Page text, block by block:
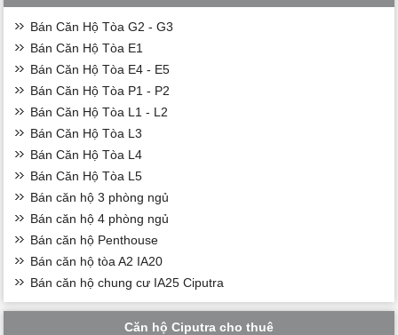
Bán Căn Hộ Tòa G2 - G3
Bán Căn Hộ Tòa E1
Bán Căn Hộ Tòa E4 - E5
Bán Căn Hộ Tòa P1 - P2
Bán Căn Hộ Tòa L1 - L2
Bán Căn Hộ Tòa L3
Bán Căn Hộ Tòa L4
Bán Căn Hộ Tòa L5
Bán căn hộ 3 phòng ngủ
Bán căn hộ 4 phòng ngủ
Bán căn hộ Penthouse
Bán căn hộ tòa A2 IA20
Bán căn hộ chung cư IA25 Ciputra
Căn hộ Ciputra cho thuê